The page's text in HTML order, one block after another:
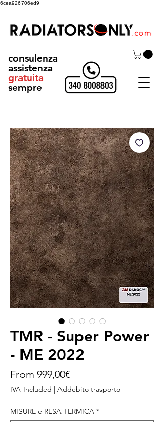
6cea926706ed9
consulenza
assistenza
gratuita
sempre
TMR - Super Power
- ME 2022
From 999,00€Price
IVA Included | Addebito trasporto
MISURE e RESA TERMICA *